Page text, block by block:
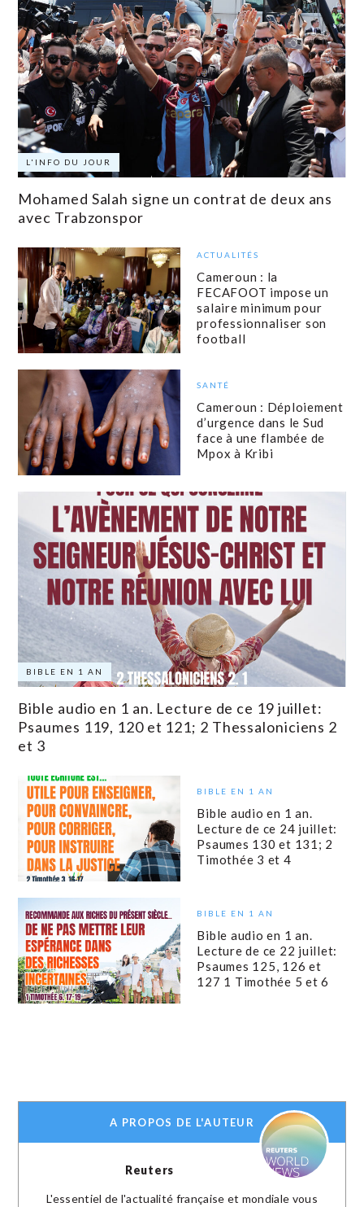
L'INFO DU JOUR
Mohamed Salah signe un contrat de deux ans
avec Trabzonspor
ACTUALITÉS
Cameroun : la
FECAFOOT impose un
salaire minimum pour
professionnaliser son
football
SANTÉ
Cameroun : Déploiement
d’urgence dans le Sud
face à une flambée de
Mpox à Kribi
BIBLE EN 1 AN
Bible audio en 1 an. Lecture de ce 19 juillet:
Psaumes 119, 120 et 121; 2 Thessaloniciens 2
et 3
BIBLE EN 1 AN
Bible audio en 1 an.
Lecture de ce 24 juillet:
Psaumes 130 et 131; 2
Timothée 3 et 4
BIBLE EN 1 AN
Bible audio en 1 an.
Lecture de ce 22 juillet:
Psaumes 125, 126 et
127 1 Timothée 5 et 6
A PROPOS DE L'AUTEUR
Reuters
L'essentiel de l'actualité française et mondiale vous